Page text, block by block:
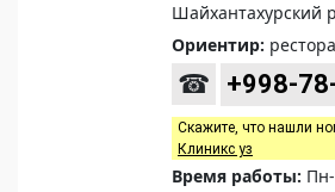
Шайхантахурский
Ориентир:
☎ +998-
Скажите, что нашли
Клиникс уз
Время работы: